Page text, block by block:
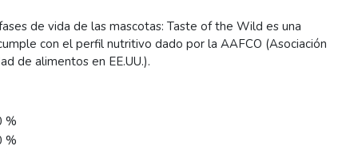
de vida de las mascotas: Taste of the Wild es una
con el perfil nutritivo dado por la AAFCO (Asociación
de alimentos en EE.UU.).
%
%